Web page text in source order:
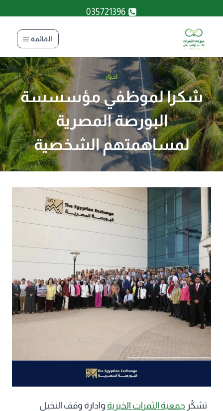
المحتوى
035721396
القائمة
اخبار
شكرا لموظفي مؤسسسة
البورصة المصرية
لمساهمتهم الشخصية
تشكُر جمعية الثمرات الخيرية وادارة وقف النخيل